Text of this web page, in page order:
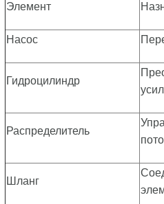
Элемент
Насос
Гидроцилиндр
Распределитель
Шланг